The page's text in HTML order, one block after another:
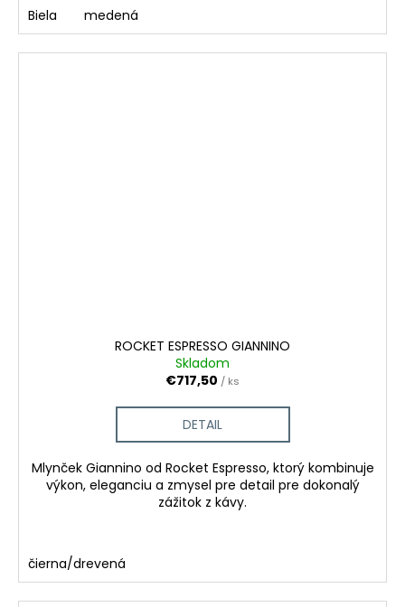
Biela medená
ROCKET ESPRESSO GIANNINO
Skladom
€717,50 / ks
DETAIL
Mlynček Giannino od Rocket Espresso, ktorý kombinuje
výkon, eleganciu a zmysel pre detail pre dokonalý
zážitok z kávy.
čierna/drevená